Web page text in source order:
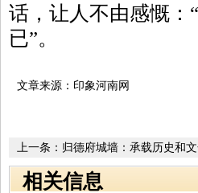
话，让人不由感慨：
已”。
文章来源：印象河南网
上一条： 归德府城墙：承载历史和
相关信息